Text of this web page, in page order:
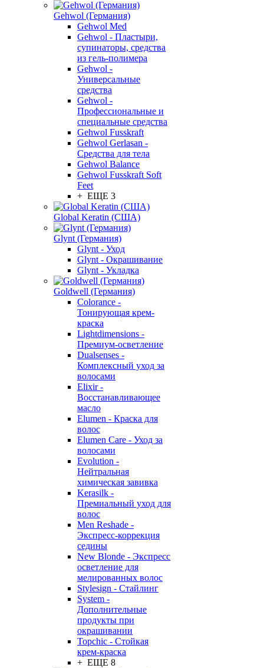
Gehwol (Германия)
Gehwol Med
Gehwol - Пластыри,
супинаторы, средства
из гель-полимера
Gehwol -
Универсальные
средства
Gehwol -
Профессиональные и
специальные средства
Gehwol Fusskraft
Gehwol Gerlasan -
Средства для тела
Gehwol Balance
Gehwol Fusskraft Soft
Feet
+ ЕЩЕ 3
Global Keratin (США)
Glynt (Германия)
Glynt - Уход
Glynt - Окрашивание
Glynt - Укладка
Goldwell (Германия)
Colorance -
Тонирующая крем-
краска
Lightdimensions -
Премиум-осветление
Dualsenses -
Комплексный уход за
волосами
Elixir -
Восстанавливающее
масло
Elumen - Краска для
волос
Elumen Care - Уход за
волосами
Evolution -
Нейтральная
химическая завивка
Kerasilk -
Премиальный уход для
волос
Men Reshade -
Экспресс-коррекция
седины
New Blonde - Экспресс
осветление для
мелированных волос
Stylesign - Стайлинг
System -
Дополнительные
продукты при
окрашивании
Topchic - Стойкая
крем-краска
+ ЕЩЕ 8